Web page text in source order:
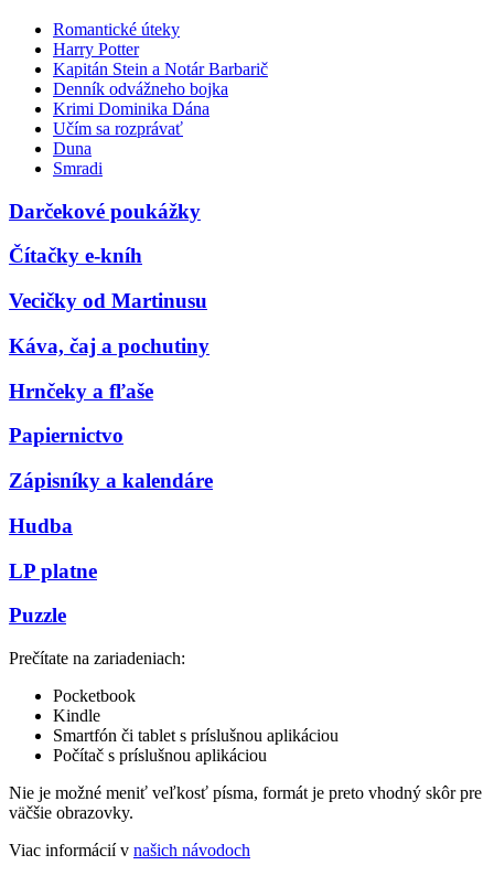
Romantické úteky
Harry Potter
Kapitán Stein a Notár Barbarič
Denník odvážneho bojka
Krimi Dominika Dána
Učím sa rozprávať
Duna
Smradi
Darčekové poukážky
Čítačky e-kníh
Vecičky od Martinusu
Káva, čaj a pochutiny
Hrnčeky a fľaše
Papiernictvo
Zápisníky a kalendáre
Hudba
LP platne
Puzzle
Prečítate na zariadeniach:
Pocketbook
Kindle
Smartfón či tablet s príslušnou aplikáciou
Počítač s príslušnou aplikáciou
Nie je možné meniť veľkosť písma, formát je preto vhodný skôr pre
väčšie obrazovky.
Viac informácií v našich návodoch